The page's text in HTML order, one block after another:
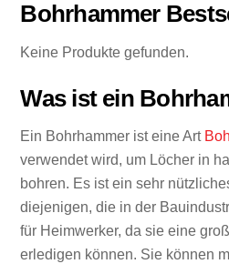
Bohrhammer
Keine Produkte gefunden.
Was ist ein
Ein Bohrhammer ist eine Art
verwendet wird, um Löcher in
bohren. Es ist ein sehr
diejenigen, die in der
für Heimwerker, da sie eine
erledigen können. Sie können